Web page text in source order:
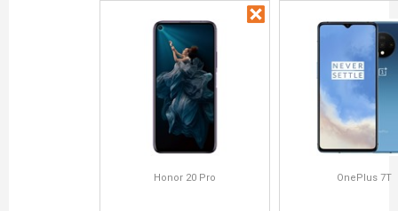
Honor 20 Pro OnePlus 7T